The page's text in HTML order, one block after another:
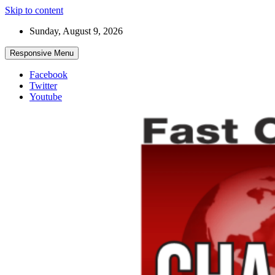
Skip to content
Sunday, August 9, 2026
Responsive Menu
Facebook
Twitter
Youtube